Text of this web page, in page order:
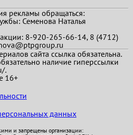
рекламы обращаться:
Семенова Наталья
8-920-265-66-14, 8 (4712)
сайта ссылка обязательна.
наличие гиперссылки
.
16+
данных
и запрещены организации: